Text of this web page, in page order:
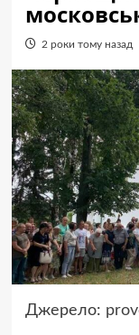
2 роки тому назад
Джерело: